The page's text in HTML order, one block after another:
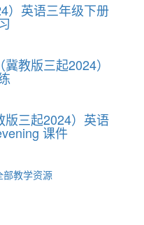
）英语三年级下册
教版三起2024）
版三起2024）英语
课件
教学资源